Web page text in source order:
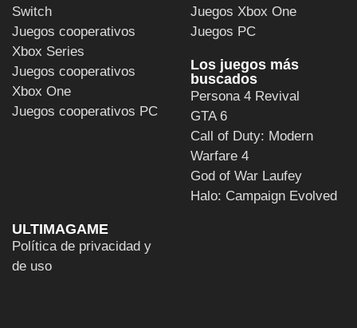
Switch
Juegos cooperativos
Xbox Series
Juegos cooperativos
Xbox One
Juegos cooperativos PC
Juegos Xbox One
Juegos PC
Los juegos más
buscados
Persona 4 Revival
GTA 6
Call of Duty: Modern
Warfare 4
God of War Laufey
Halo: Campaign Evolved
ULTIMAGAME
Política de privacidad y
de uso